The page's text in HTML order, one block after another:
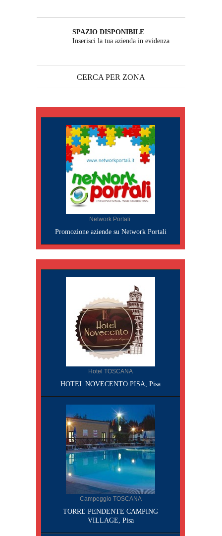
SPAZIO DISPONIBILE
Inserisci la tua azienda in evidenza
CERCA PER ZONA
Network Portali
Promozione aziende su Network Portali
Hotel TOSCANA
HOTEL NOVECENTO PISA, Pisa
Campeggio TOSCANA
TORRE PENDENTE CAMPING
VILLAGE, Pisa